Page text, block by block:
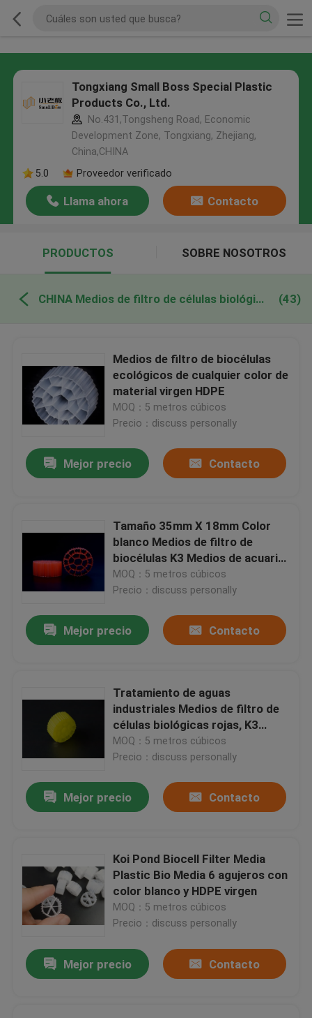
Tongxiang Small Boss Special Plastic
Products Co., Ltd.
No.431,Tongsheng Road, Economic
Development Zone, Tongxiang, Zhejiang,
China,CHINA
5.0
Proveedor verificado
Llama ahora Contacto
PRODUCTOS SOBRE NOSOTROS
CHINA Medios de filtro de células biológicas (43)
Medios de filtro de biocélulas
ecológicos de cualquier color de
material virgen HDPE
MOQ：5 metros cúbicos
Precio：discuss personally
Mejor precio Contacto
Tamaño 35mm X 18mm Color
blanco Medios de filtro de
biocélulas K3 Medios de acuario
Larga vida útil
MOQ：5 metros cúbicos
Precio：discuss personally
Mejor precio Contacto
Tratamiento de aguas
industriales Medios de filtro de
células biológicas rojas, K3
Micro Media
MOQ：5 metros cúbicos
Precio：discuss personally
Mejor precio Contacto
Koi Pond Biocell Filter Media
Plastic Bio Media 6 agujeros con
color blanco y HDPE virgen
MOQ：5 metros cúbicos
Precio：discuss personally
Mejor precio Contacto